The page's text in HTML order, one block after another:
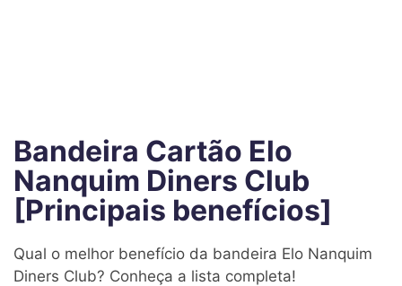
Bandeira Cartão Elo
Nanquim Diners Club
[Principais benefícios]
Qual o melhor benefício da bandeira Elo Nanquim
Diners Club? Conheça a lista completa!